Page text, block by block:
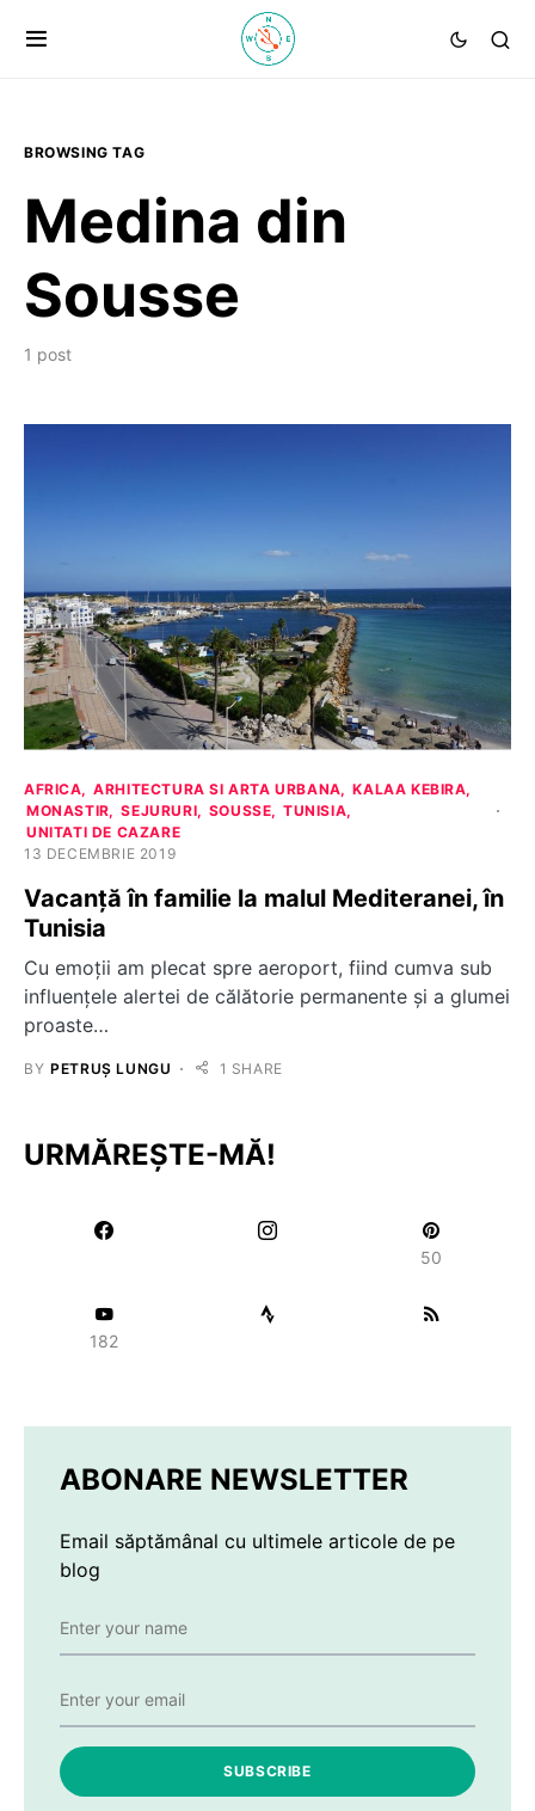
BROWSING TAG
Medina din
Sousse
1 post
AFRICA ARHITECTURA SI ARTA URBANA
KALAA KEBIRA
MONASTIR
SEJURURI SOUSSE
TUNISIA
UNITATI DE CAZARE
13 DECEMBRIE 2019
Vacanță în familie la malul Mediteranei, în
Tunisia
Cu emoții am plecat spre aeroport, fiind cumva sub
influențele alertei de călătorie permanente și a glumei
proaste…
BY PETRUȘ LUNGU 1 SHARE
URMĂREȘTE-MĂ!
50
182
ABONARE NEWSLETTER
Email săptămânal cu ultimele articole de pe
blog
SUBSCRIBE